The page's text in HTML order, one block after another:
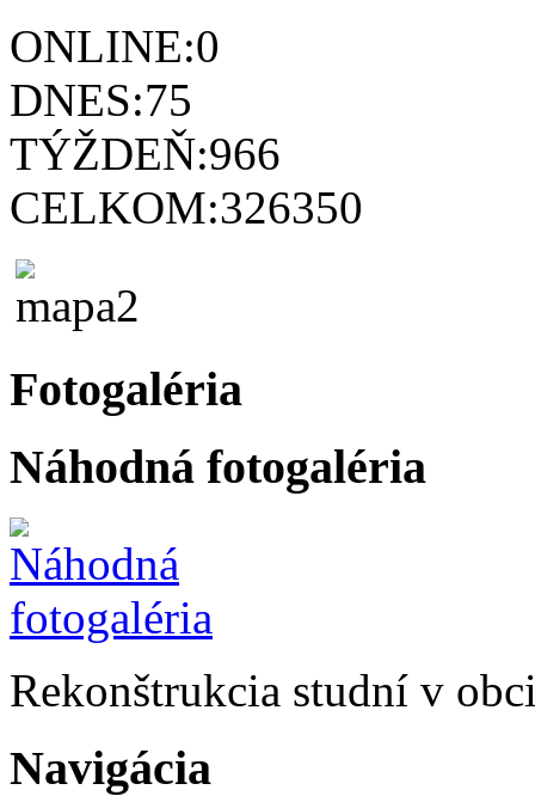
ONLINE:0
DNES:75
TÝŽDEŇ:966
CELKOM:326350
Fotogaléria
Náhodná fotogaléria
Rekonštrukcia studní v
Navigácia